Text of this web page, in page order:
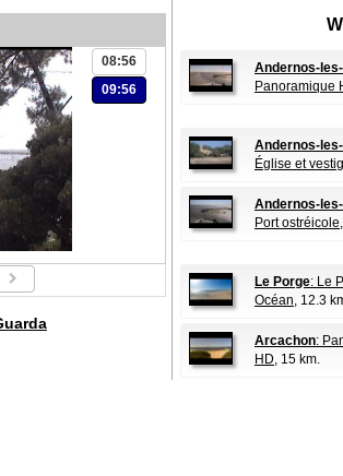
08:56
09:56
Andernos-
Panoramique
Andernos-
Église et
Andernos-
Port ostréicole
Le Porge: Le
Océan, 12.3
Arcachon:
HD, 15 km.